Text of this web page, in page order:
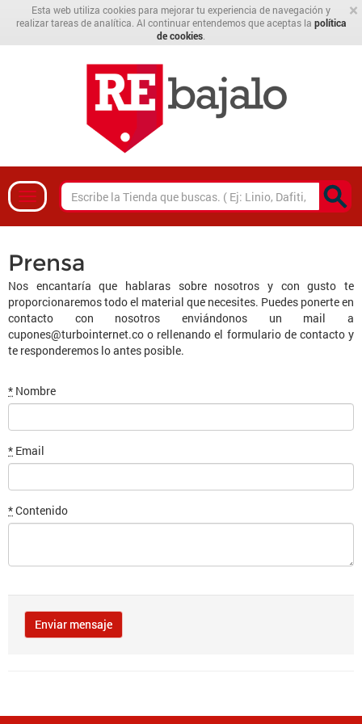
×
Esta web utiliza cookies para mejorar tu experiencia de navegación y
realizar tareas de analítica. Al continuar entendemos que aceptas la política
de cookies
Prensa
Nos encantaría que hablaras sobre nosotros y con gusto te
proporcionaremos todo el material que necesites. Puedes ponerte en
contacto con nosotros enviándonos un mail a
cupones@turbointernet.co o rellenando el formulario de contacto y
te responderemos lo antes posible.
* Nombre
* Email
*Contenido